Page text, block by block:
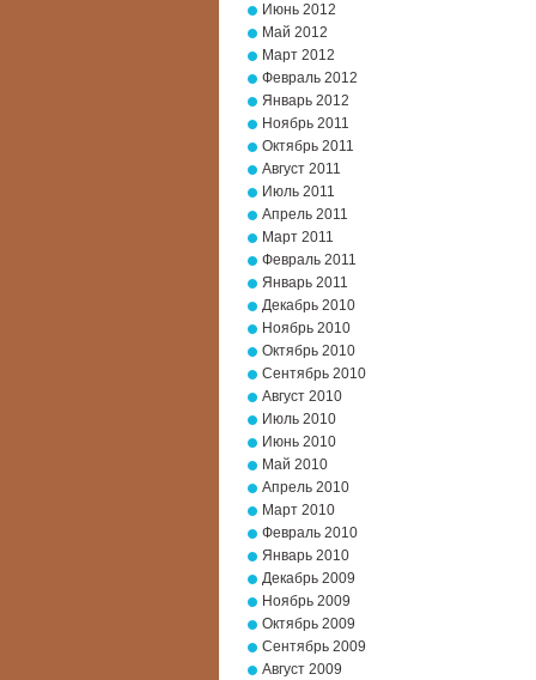
Июнь 2012
Май 2012
Март 2012
Февраль 2012
Январь 2012
Ноябрь 2011
Октябрь 2011
Август 2011
Июль 2011
Апрель 2011
Март 2011
Февраль 2011
Январь 2011
Декабрь 2010
Ноябрь 2010
Октябрь 2010
Сентябрь 2010
Август 2010
Июль 2010
Июнь 2010
Май 2010
Апрель 2010
Март 2010
Февраль 2010
Январь 2010
Декабрь 2009
Ноябрь 2009
Октябрь 2009
Сентябрь 2009
Август 2009